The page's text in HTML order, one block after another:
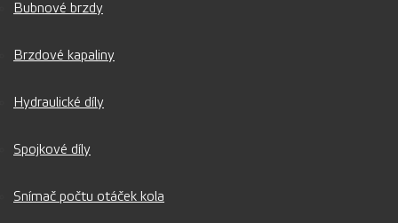
Bubnové brzdy
Brzdové kapaliny
Hydraulické díly
Spojkové díly
Snímač počtu otáček kola